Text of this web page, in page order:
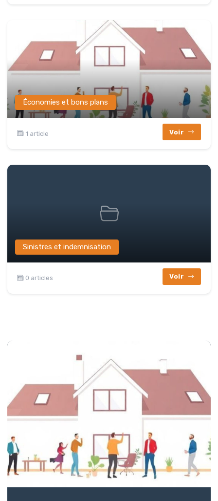
Économies et bons plans
1 article Voir
Sinistres et indemnisation
0 articles Voir